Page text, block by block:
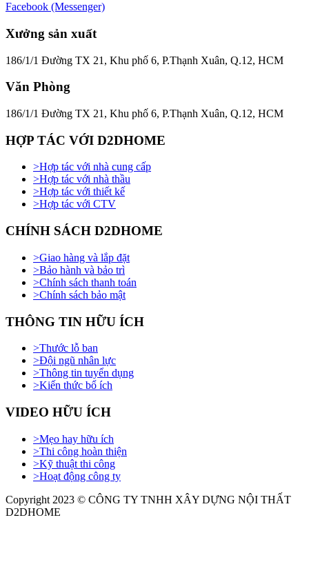
Facebook (Messenger)
Xưởng sản xuất
186/1/1 Đường TX 21, Khu phố 6, P.Thạnh Xuân, Q.12, HCM
Văn Phòng
186/1/1 Đường TX 21, Khu phố 6, P.Thạnh Xuân, Q.12, HCM
HỢP TÁC VỚI D2DHOME
>Hợp tác với nhà cung cấp
>Hợp tác với nhà thầu
>Hợp tác với thiết kế
>Hợp tác với CTV
CHÍNH SÁCH D2DHOME
>Giao hàng và lắp đặt
>Bảo hành và bảo trì
>Chính sách thanh toán
>Chính sách bảo mật
THÔNG TIN HỮU ÍCH
>Thước lỗ ban
>Đội ngũ nhân lực
>Thông tin tuyển dụng
>Kiến thức bổ ích
VIDEO HỮU ÍCH
>Mẹo hay hữu ích
>Thi công hoàn thiện
>Kỹ thuật thi công
>Hoạt động công ty
Copyright 2023 © CÔNG TY TNHH XÂY DỰNG NỘI THẤT
D2DHOME